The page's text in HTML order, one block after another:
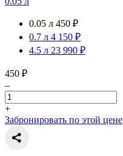
0.05 л 450 ₽
0.7 л 4 150 ₽
4.5 л 23 990 ₽
450 ₽
–
+
Забронировать по этой цене